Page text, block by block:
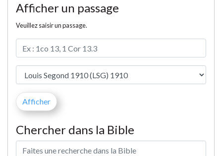
Afficher un passage
Veuillez saisir un passage.
Chercher dans la Bible